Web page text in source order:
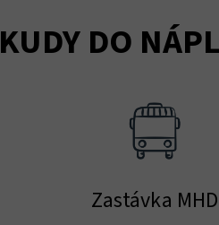
KUDY DO
Zastávka MHD